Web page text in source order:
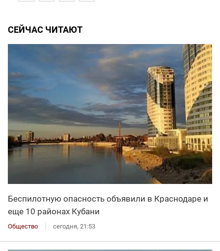
СЕЙЧАС ЧИТАЮТ
Беспилотную опасность объявили в Краснодаре и
еще 10 районах Кубани
Общество сегодня, 21:53